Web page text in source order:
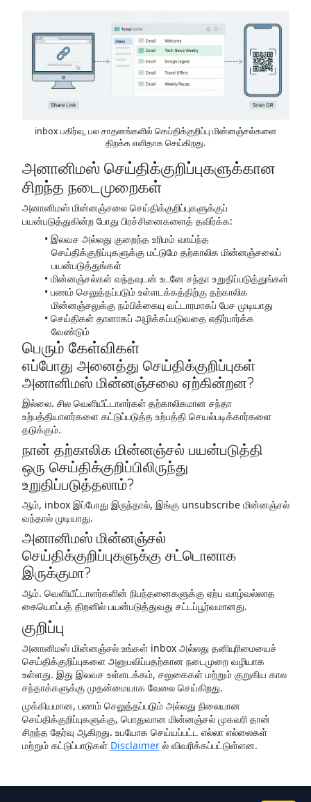
inbox பகிர்வு, பல சாதனங்களில் செய்திக்குறிப்பு மின்னஞ்சல்களை
திறக்க எளிதாக செய்கிறது.
அனானிமஸ் செய்திக்குறிப்புகளுக்கான
சிறந்த நடைமுறைகள்
அனானிமஸ் மின்னஞ்சலை செய்திக்குறிப்புகளுக்குப்
பயன்படுத்துகின்ற போது பிரச்சினைகளைத் தவிர்க்க:
இலவச அல்லது குறைந்த உரிமம் வாய்ந்த
செய்திக்குறிப்புகளுக்கு மட்டுமே தற்காலிக மின்னஞ்சலைப்
பயன்படுத்துங்கள்
மின்னஞ்சல்கள் வந்தவுடன் உடனே சந்தா உறுதிப்படுத்துங்கள்
பணம் செலுத்தப்படும் உள்ளடக்கத்திற்கு தற்காலிக
மின்னஞ்சலுக்கு நம்பிக்கையு வட்டாரமாகப் பேச முடியாது
செய்திகள் தானாகப் அழிக்கப்படுவதை எதிர்பார்க்க
வேண்டும்
பெரும் கேள்விகள்
எப்போது அனைத்து செய்திக்குறிப்புகள்
அனானிமஸ் மின்னஞ்சலை ஏற்கின்றன?
இல்லை. சில வெளியீட்டாளர்கள் தற்காலிகமான சந்தா
உற்பத்தியாளர்களை கட்டுப்படுத்த உற்பத்தி செயல்படிக்கார்களை
தடுக்கும்.
நான் தற்காலிக மின்னஞ்சல் பயன்படுத்தி
ஒரு செய்திக்குறிப்பிலிருந்து
உறுதிப்படுத்தலாம்?
ஆம், inbox இப்போது இருந்தால், இங்கு unsubscribe மின்னஞ்சல்
வந்தால் முடியாது.
அனானிமஸ் மின்னஞ்சல்
செய்திக்குறிப்புகளுக்கு சட்டொனாக
இருக்குமா?
ஆம். வெளியீட்டாளர்களின் நிபந்தனைகளுக்கு ஏற்ப வாழ்வல்லாத
கையொப்பத் திறனில் பயன்படுத்துவது சட்டப்பூர்வமானது.
குறிப்பு
அனானிமஸ் மின்னஞ்சல் உங்கள் inbox அல்லது தனியுரிமையைச்
செய்திக்குறிப்புகளை அனுபவிப்பதற்கான நடைமுறை வழியாக
உள்ளது. இது இலவச உள்ளடக்கம், சலுகைகள் மற்றும் குறுகிய கால
சந்தாக்களுக்கு முதன்மையாக வேலை செய்கிறது.
முக்கியமான, பணம் செலுத்தப்படும் அல்லது நிலையான
செய்திக்குறிப்புகளுக்கு, பொதுவான மின்னஞ்சல் முகவரி தான்
சிறந்த தேர்வு ஆகிறது. உபயோக செய்யப்பட்ட எல்லா எல்லைகள்
மற்றும் கட்டுப்பாடுகள் Disclaimerல் விவரிக்கப்பட்டுள்ளன.